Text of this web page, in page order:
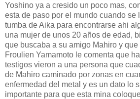
Yoshino ya a cresido un poco mas,
esta de paso por el mundo cuando se
tumba de Aika para encontrarse ahi
una mujer de unos 20 años de edad,
que buscaba a su amigo Mahiro y
Froulien Yamamoto le comenta que
testigos vieron a una persona que
de Mahiro caminado por zonas en
enfermedad del metal y es un dato lo
importante para que esta mina